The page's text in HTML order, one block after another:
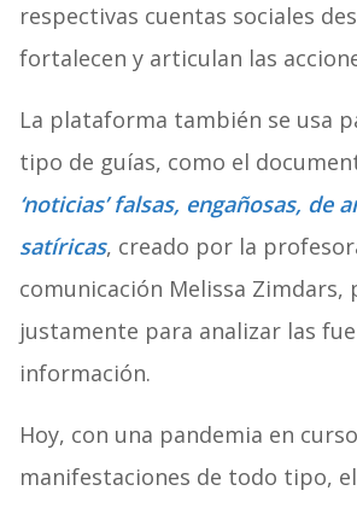
respectivas cuentas sociales
fortalecen y articulan las
La plataforma también se usa
tipo de guías, como el
‘noticias’ falsas, engañosas, de
satíricas, creado por la
comunicación Melissa Zimdars,
justamente para analizar las
información.
Hoy, con una pandemia en
manifestaciones de todo tipo,